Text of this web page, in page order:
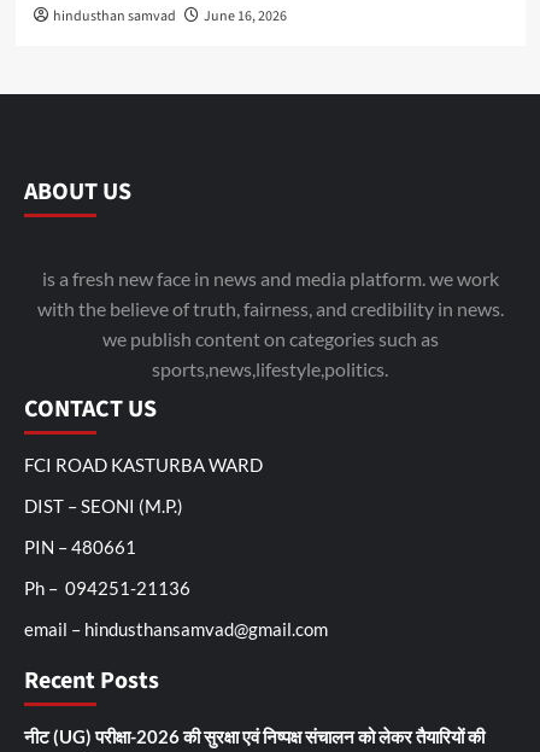
hindusthan samvad June 16, 2026
ABOUT US
is a fresh new face in news and media platform. we work
with the believe of truth, fairness, and credibility in news.
we publish content on categories such as
sports,news,lifestyle,politics.
CONTACT US
FCI ROAD KASTURBA WARD
DIST – SEONI (M.P.)
PIN – 480661
Ph – 094251-21136
email – hindusthansamvad@gmail.com
Recent Posts
नीट (UG) परीक्षा-2026 की सुरक्षा एवं निष्पक्ष संचालन को लेकर तैयारियों की